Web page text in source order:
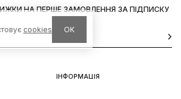
ІНФОРМАЦІЯ
НА ПЕРШЕ ЗАМОВЛЕННЯ ЗА ПІДПИСКУ
cookies OK